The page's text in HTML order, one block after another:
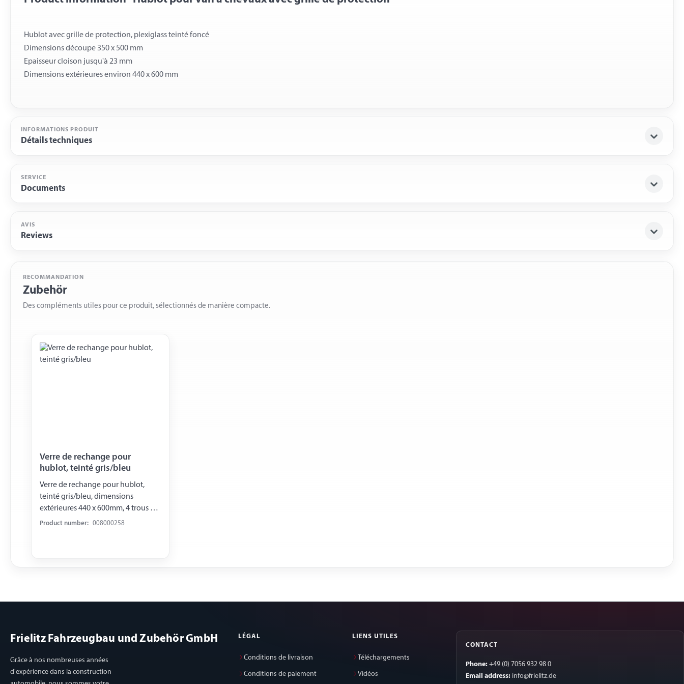
Hublot avec grille de protection, plexiglass teinté foncé
Dimensions découpe 350 x 500 mm
Epaisseur cloison jusqu'à 23 mm
Dimensions extérieures environ 440 x 600 mm
INFORMATIONS PRODUIT
Détails techniques
SERVICE
Documents
AVIS
Reviews
RECOMMANDATION
Zubehör
Des compléments utiles pour ce produit, sélectionnés de manière compacte.
Verre de rechange pour
hublot, teinté gris/bleu
Verre de rechange pour hublot,
teinté gris/bleu, dimensions
extérieures 440 x 600mm, 4 trous de
fixation diam. 8 mm
Product number: 008000258
Frielitz Fahrzeugbau und Zubehör GmbH
Grâce à nos nombreuses années
d'expérience dans la construction
LÉGAL
Conditions de livraison
Conditions de paiement
LIENS UTILES
Téléchargements
Vidéos
CONTACT
Phone: +49 (0) 7056 932 98 0
Email address: info@frielitz.de